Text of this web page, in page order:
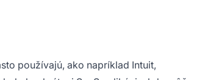
používajú, ako napríklad Intuit,